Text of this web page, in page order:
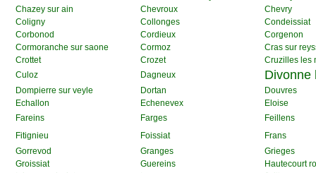
Chazey sur ain
Chevroux
Chevry
Coligny
Collonges
Condeissiat
Corbonod
Cordieux
Corgenon
Cormoranche sur saone
Cormoz
Cras sur
Crottet
Crozet
Cruzilles les
Culoz
Dagneux Divonne
Dompierre sur veyle Dortan
Douvres
Echallon
Echenevex
Eloise
Fareins
Farges
Feillens
Fitignieu
Foissiat
Frans
Gorrevod
Granges
Grieges
Groissiat
Guereins
Hautecourt